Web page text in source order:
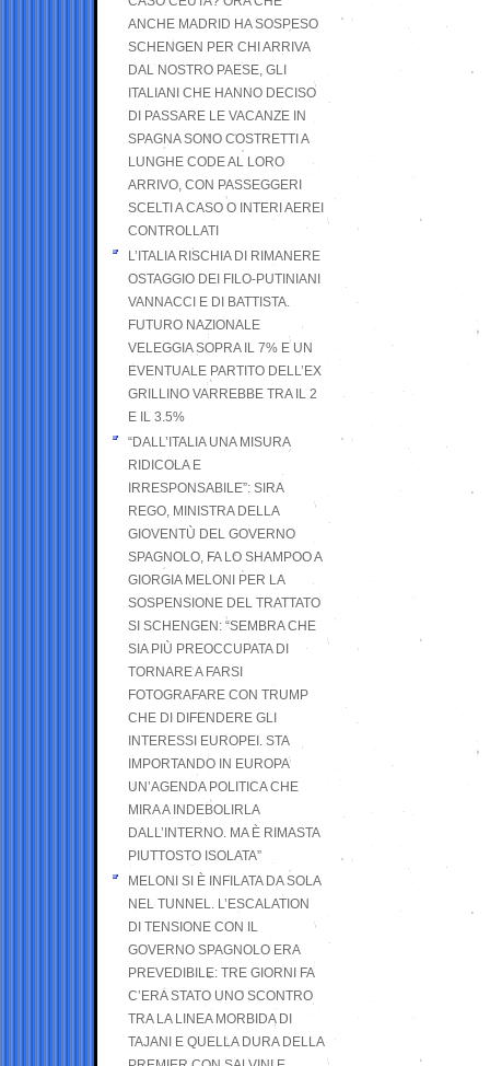
ANCHE MADRID HA SOSPESO
SCHENGEN PER CHI ARRIVA
DAL NOSTRO PAESE, GLI
ITALIANI CHE HANNO DECISO
DI PASSARE LE VACANZE IN
SPAGNA SONO COSTRETTI A
LUNGHE CODE AL LORO
ARRIVO, CON PASSEGGERI
SCELTI A CASO O INTERI AEREI
CONTROLLATI
L’ITALIA RISCHIA DI RIMANERE
OSTAGGIO DEI FILO-PUTINIANI
VANNACCI E DI BATTISTA.
FUTURO NAZIONALE
VELEGGIA SOPRA IL 7% E UN
EVENTUALE PARTITO DELL’EX
GRILLINO VARREBBE TRA IL 2
E IL 3.5%
“DALL’ITALIA UNA MISURA
RIDICOLA E
IRRESPONSABILE”: SIRA
REGO, MINISTRA DELLA
GIOVENTÙ DEL GOVERNO
SPAGNOLO, FA LO SHAMPOO A
GIORGIA MELONI PER LA
SOSPENSIONE DEL TRATTATO
SI SCHENGEN: “SEMBRA CHE
SIA PIÙ PREOCCUPATA DI
TORNARE A FARSI
FOTOGRAFARE CON TRUMP
CHE DI DIFENDERE GLI
INTERESSI EUROPEI. STA
IMPORTANDO IN EUROPA
UN’AGENDA POLITICA CHE
MIRA A INDEBOLIRLA
DALL’INTERNO. MA È RIMASTA
PIUTTOSTO ISOLATA”
MELONI SI È INFILATA DA SOLA
NEL TUNNEL. L’ESCALATION
DI TENSIONE CON IL
GOVERNO SPAGNOLO ERA
PREVEDIBILE: TRE GIORNI FA
C’ERA STATO UNO SCONTRO
TRA LA LINEA MORBIDA DI
TAJANI E QUELLA DURA DELLA